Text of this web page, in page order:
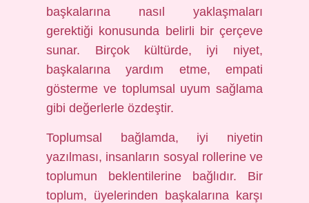
başkalarına nasıl yaklaşmaları
gerektiği konusunda belirli bir çerçeve
sunar. Birçok kültürde, iyi niyet,
başkalarına yardım etme, empati
gösterme ve toplumsal uyum sağlama
gibi değerlerle özdeştir.
Toplumsal bağlamda, iyi niyetin
yazılması, insanların sosyal rollerine ve
toplumun beklentilerine bağlıdır. Bir
toplum, üyelerinden başkalarına karşı